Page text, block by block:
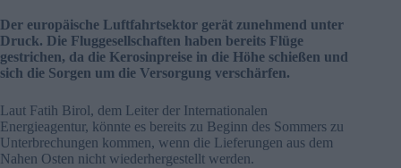
Der europäische Luftfahrtsektor gerät zunehmend unter
Druck. Die Fluggesellschaften haben bereits Flüge
gestrichen, da die Kerosinpreise in die Höhe schießen und
sich die Sorgen um die Versorgung verschärfen.
Laut Fatih Birol, dem Leiter der Internationalen
Energieagentur, könnte es bereits zu Beginn des Sommers zu
Unterbrechungen kommen, wenn die Lieferungen aus dem
Nahen Osten nicht wiederhergestellt werden.